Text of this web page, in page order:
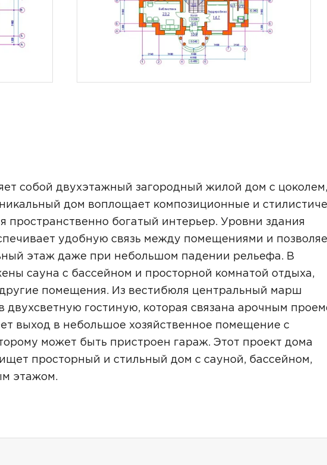
собой двухэтажный загородный жилой дом с цоколем,
дом воплощает композиционные и
пространственно богатый интерьер. Уровни здания
удобную связь между помещениями и
этаж даже при небольшом падении рельефа. В
сауна с бассейном и просторной комнатой отдыха,
помещения. Из вестибюля центральный марш
гостиную, которая связана арочным
выход в небольшое хозяйственное помещение с
может быть пристроен гараж. Этот проект дома
просторный и стильный дом с сауной, бассейном,
этажом.
ПОИСК
УЗНАТЬ ТОЧНУЮ СТОИМОСТЬ СТРОИТЕЛЬСТВА